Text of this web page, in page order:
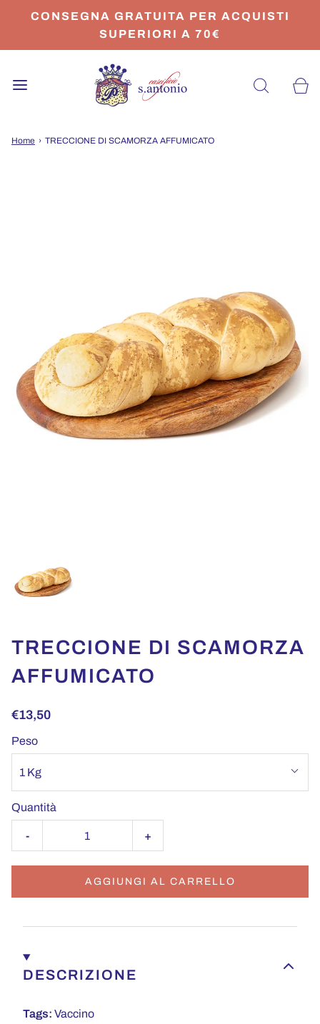
CONSEGNA GRATUITA PER ACQUISTI
SUPERIORI A 70€
Home › TRECCIONE DI SCAMORZA AFFUMICATO
TRECCIONE DI SCAMORZA
AFFUMICATO
€13,50
Peso
1 Kg
Quantità
- +
AGGIUNGI AL CARRELLO
DESCRIZIONE
Tags: Vaccino